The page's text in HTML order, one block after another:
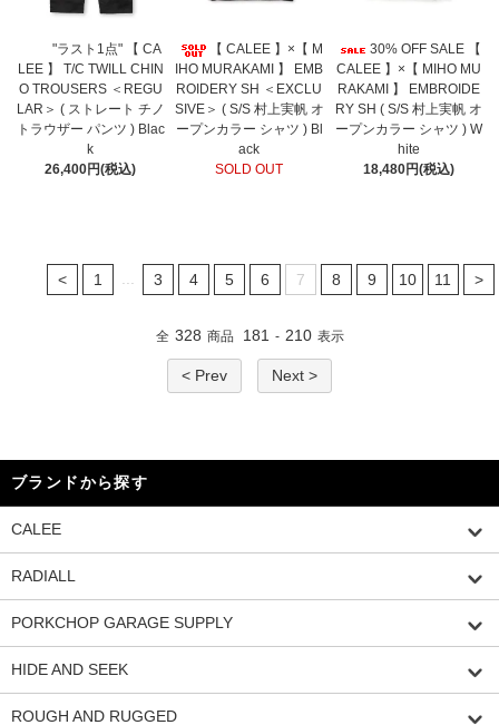
"ラスト1点" 【 CA
LEE 】 T/C TWILL CHIN
O TROUSERS ＜REGU
LAR＞ ( ストレート チノ
トラウザー パンツ ) Blac
k
26,400円(税込)
【 CALEE 】×【 M
IHO MURAKAMI 】 EMB
ROIDERY SH ＜EXCLU
SIVE＞ ( S/S 村上実帆 オ
ープンカラー シャツ ) Bl
ack
SOLD OUT
30% OFF SALE 【
CALEE 】×【 MIHO MU
RAKAMI 】 EMBROIDE
RY SH ( S/S 村上実帆 オ
ープンカラー シャツ ) W
hite
18,480円(税込)
< 1 3 4 5 6 7 8 9 10 11 >
全 328 商品 181 - 210 表示
< Prev Next >
ブランドから探す
CALEE
RADIALL
PORKCHOP GARAGE SUPPLY
HIDE AND SEEK
ROUGH AND RUGGED